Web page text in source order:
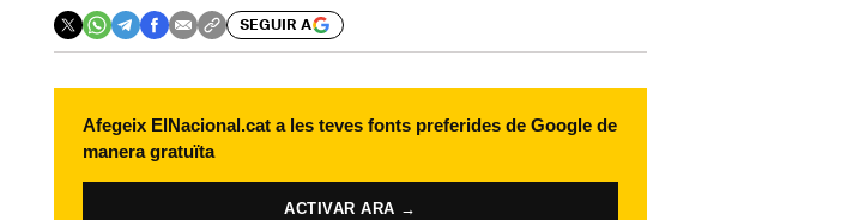
SEGUIR A
Afegeix ElNacional.cat a les teves fonts preferides de Google de
manera gratuïta
ACTIVAR ARA →